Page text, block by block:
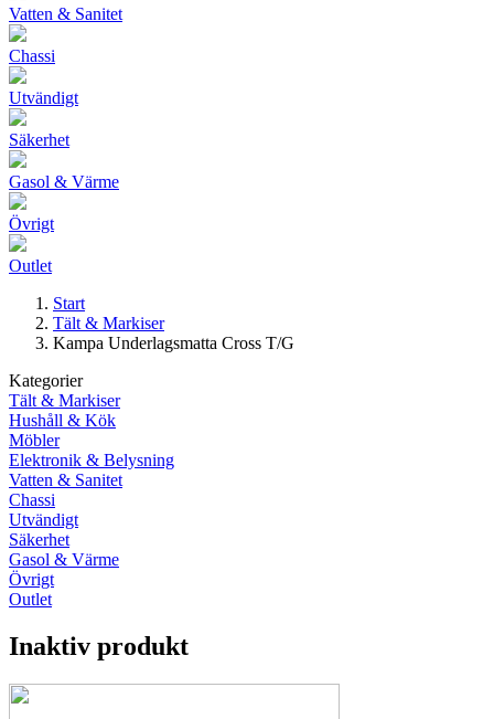
Vatten & Sanitet
Chassi
Utvändigt
Säkerhet
Gasol & Värme
Övrigt
Outlet
Start
Tält & Markiser
Kampa Underlagsmatta Cross T/G
Kategorier
Tält & Markiser
Hushåll & Kök
Möbler
Elektronik & Belysning
Vatten & Sanitet
Chassi
Utvändigt
Säkerhet
Gasol & Värme
Övrigt
Outlet
Inaktiv produkt